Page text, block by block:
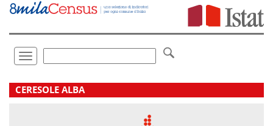
Vai
direttamente
Toggle
navigation
.
CERESOLE ALBA